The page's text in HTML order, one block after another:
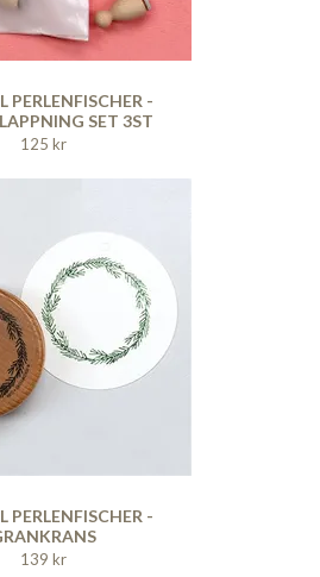
PERLENFISCHER -
SET 3ST
125 kr
PERLENFISCHER -
139 kr